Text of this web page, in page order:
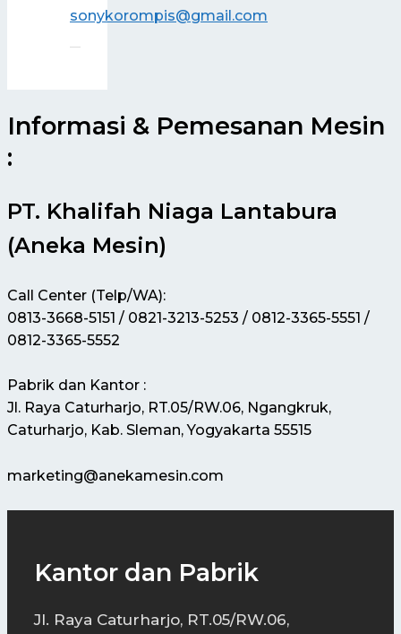
sonykorompis@gmail.com
Informasi & Pemesanan Mesin
:
PT. Khalifah Niaga Lantabura
(Aneka Mesin)
Call Center (Telp/WA):
0813-3668-5151 / 0821-3213-5253 / 0812-3365-5551 /
0812-3365-5552
Pabrik dan Kantor :
Jl. Raya Caturharjo, RT.05/RW.06, Ngangkruk,
Caturharjo, Kab. Sleman, Yogyakarta 55515
marketing@anekamesin.com
Kantor dan Pabrik
Jl. Raya Caturharjo, RT.05/RW.06,